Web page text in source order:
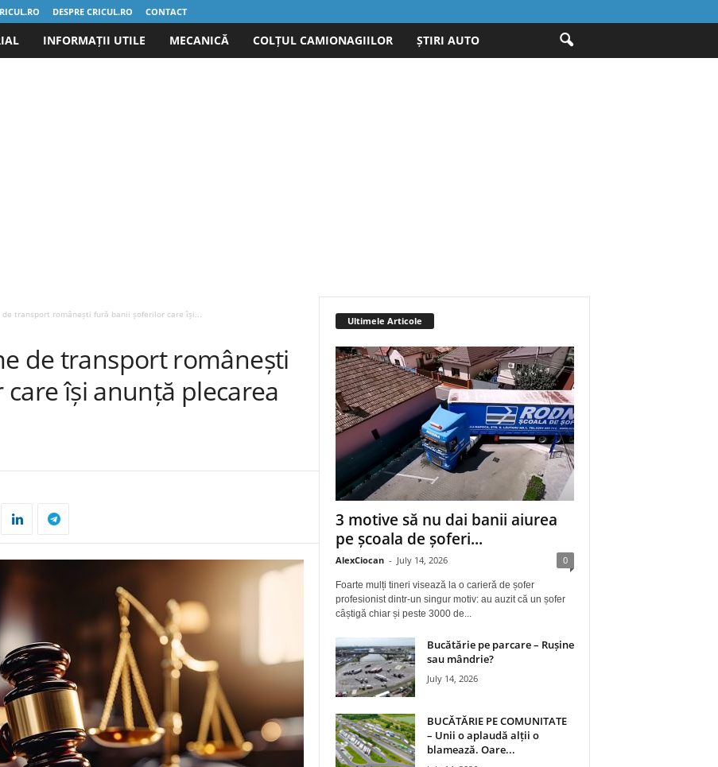
DESPRE CRICUL.RO CONTACT
INFORMAȚII UTILE MECANICĂ COLȚUL CAMIONAGIILOR ȘTIRI AUTO
transport românești fură banii șoferilor care își...
de transport românești
își anunță plecarea
Ultimele Articole
3 motive să nu dai banii aiurea
pe școala de șoferi...
AlexCiocan - July 14, 2026 0
Foarte mulți tineri visează la o carieră de șofer
profesionist dintr-un singur motiv: au auzit că un șofer
câștigă chiar și peste 3000 de...
Bucătărie pe parcare – Rușine
sau mândrie?
July 14, 2026
BUCĂTĂRIE PE COMUNITATE
– Unii o aplaudă alții o
blamează. Oare...